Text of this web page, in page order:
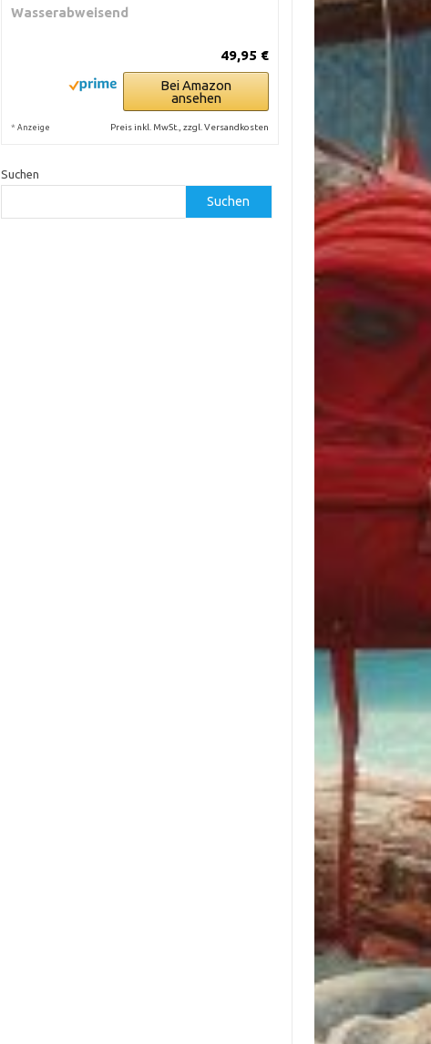
Wasserabweisend
49,95 €
Bei Amazon
ansehen
* Anzeige Preis inkl. MwSt., zzgl. Versandkosten
Suchen
Suchen